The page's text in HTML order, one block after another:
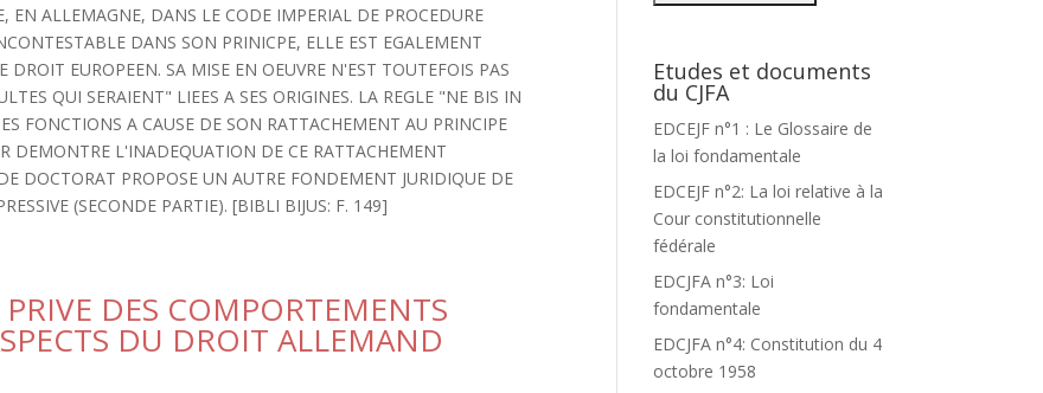
ALLEMAGNE, DANS LE CODE IMPERIAL DE PROCEDURE
DANS SON PRINICPE, ELLE EST EGALEMENT
EUROPEEN. SA MISE EN OEUVRE N'EST TOUTEFOIS PAS
QUI SERAIENT" LIEES A SES ORIGINES. LA REGLE "NE BIS IN
FONCTIONS A CAUSE DE SON RATTACHEMENT AU PRINCIPE
DEMONTRE L'INADEQUATION DE CE RATTACHEMENT
DOCTORAT PROPOSE UN AUTRE FONDEMENT JURIDIQUE DE
(SECONDE PARTIE). [BIBLI BIJUS: F. 149]
DES COMPORTEMENTS
DU DROIT ALLEMAND
Etudes et documents
du CJFA
EDCEJF n°1 : Le Glossaire de
la loi fondamentale
EDCEJF n°2: La loi relative à la
Cour constitutionnelle
fédérale
EDCJFA n°3: Loi
fondamentale
EDCJFA n°4: Constitution du 4
octobre 1958